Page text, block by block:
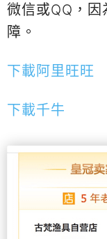
微信或QQ，
障。
下載阿里旺旺
下載千牛